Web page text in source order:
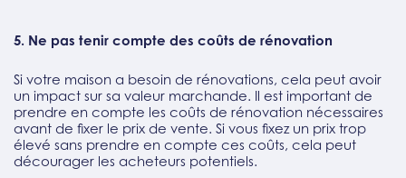
5. Ne pas tenir compte des coûts de rénovation
Si votre maison a besoin de rénovations, cela peut avoir
un impact sur sa valeur marchande. Il est important de
prendre en compte les coûts de rénovation nécessaires
avant de fixer le prix de vente. Si vous fixez un prix trop
élevé sans prendre en compte ces coûts, cela peut
décourager les acheteurs potentiels.